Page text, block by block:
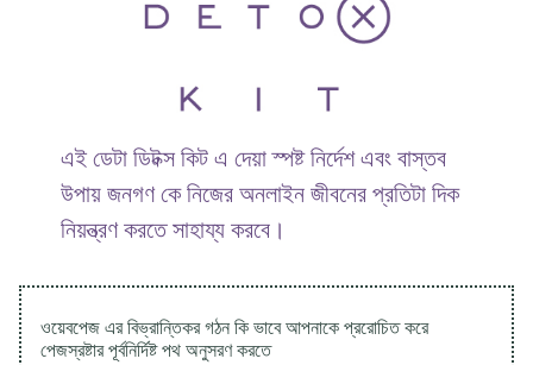
এই ডেটা ডিটক্স কিট এ দেয়া স্পষ্ট নির্দেশ এবং বাস্তব
উপায় জনগণ কে নিজের অনলাইন জীবনের প্রতিটা দিক
নিয়ন্ত্রণ করতে সাহায্য করবে।
ওয়েবপেজ এর বিভ্রান্তিকর গঠন কি ভাবে আপনাকে প্ররোচিত করে
পেজস্রষ্টার পূর্বনির্দিষ্ট পথ অনুসরণ করতে